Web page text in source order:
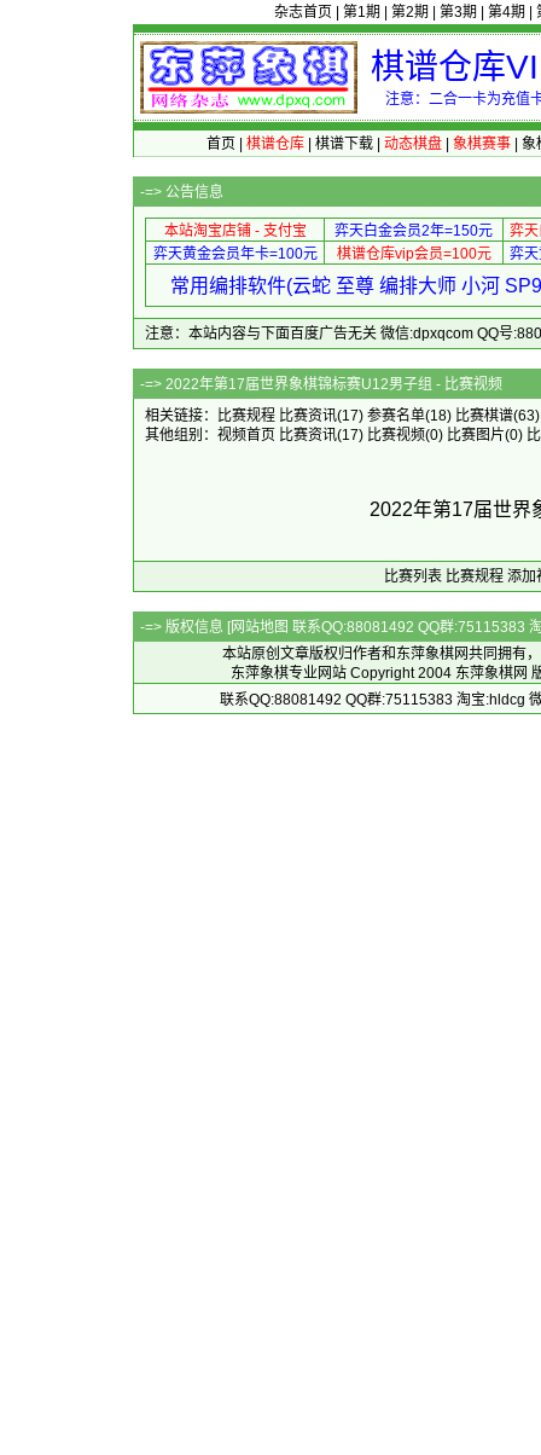
杂志首页 第1期 第2期 第3期 第4期
棋谱仓库
注意：二合一卡为充值
首页 棋谱仓库| 棋谱下载| 动态棋盘| 象棋赛事| 象
-=> 公告信息
本站淘宝店铺 - 支付宝 弈天白金会员2年=150元
弈
弈天黄金会员年卡=100元
棋谱仓库vip会员=100元 弈
常用编排软件(云蛇 至尊 编排大师 小河
注意：本站内容与下面百度广告无关 微信:dpxqcom QQ号
-=> 2022年第17届世界象棋锦
相关链接：
比赛规程 比赛资讯(17) 参赛名单(18) 比赛棋谱
其他组别： 视频首页 比赛资讯(17) 比赛视频(0) 比赛图片(0)
2022年第17届世界
比赛列表 比赛规程 添加
-=> 版权信息 [网站地图 联系QQ:88081492 QQ群:75115383
本站原创文章版权归作者和 东萍象棋网共同拥有
东萍象棋专业网站 Copyright 2004 东萍象棋网
联系QQ:88081492 QQ群:75115383 淘宝:hldcg